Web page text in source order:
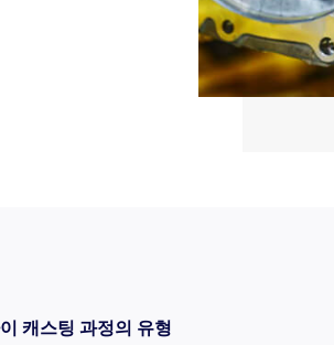
캐스팅 과정의 유형